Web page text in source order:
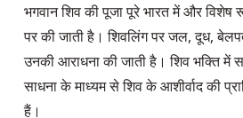
भगवान शिव की पूजा पूरे भारत में और
पर की जाती है। शिवलिंग पर जल, दूध,
उनकी आराधना की जाती है। शिव भक्ति में
साधना के माध्यम से शिव के आशीर्वाद की
हैं।